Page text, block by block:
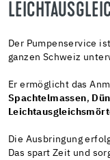
Der Pumpenservice
ganzen Schweiz
Er ermöglicht das
Spachtelmassen,
Die Ausbringung
Das spart Zeit und